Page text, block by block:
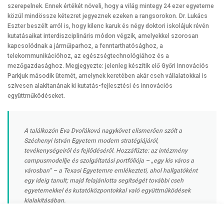
szerepelnek. Ennek értékét növeli, hogy a világ mintegy 24 ezer egyeteme
közül mindössze kétezret jegyeznek ezeken a rangsorokon. Dr. Lukács
Eszter beszélt arról is, hogy kilenc karuk és négy doktori iskolájuk révén
kutatásaikat interdiszciplináris módon végzik, amelyekkel szorosan
kapcsolódnak a járműiparhoz, a fenntarthatósághoz, a
telekommunikációhoz, az egészségtechnológiához és a
mezőgazdasághoz. Megjegyezte: jelenleg készítik elő Győri Innovációs
Parkjuk második ütemét, amelynek keretében akár cseh vállalatokkal is
szívesen alakítanának ki kutatás-fejlesztési és innovációs
együttműködéseket.
A találkozón Eva Dvořáková nagykövet elismerően szólt a
Széchenyi István Egyetem modern stratégiájáról,
tevékenységeiről és fejlődéséről. Hozzáfűzte: az intézmény
campusmodellje és szolgáltatási portfóliója – „egy kis város a
városban” – a Texasi Egyetemre emlékezteti, ahol hallgatóként
egy ideig tanult; majd felajánlotta segítségét további cseh
egyetemekkel és kutatóközpontokkal való együttműködések
kialakításában.